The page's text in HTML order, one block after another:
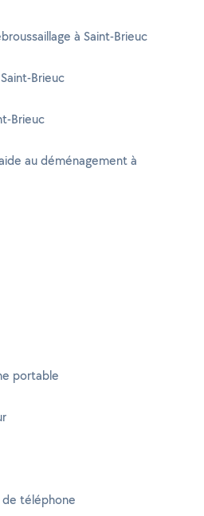
à Saint-Brieuc
Brieuc
Brieuc
au déménagement à
portable
de téléphone